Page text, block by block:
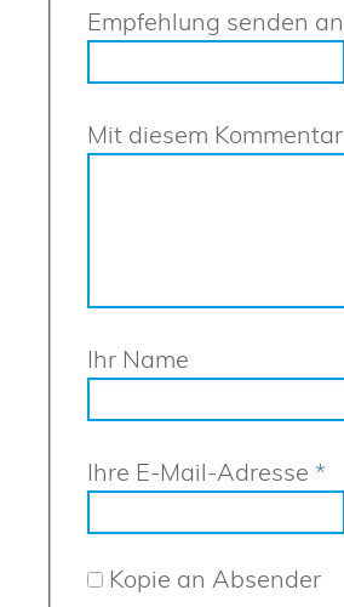
Empfehlung senden an
Mit diesem Kommentar
Ihr Name
Ihre E-Mail-Adresse *
Kopie an Absender